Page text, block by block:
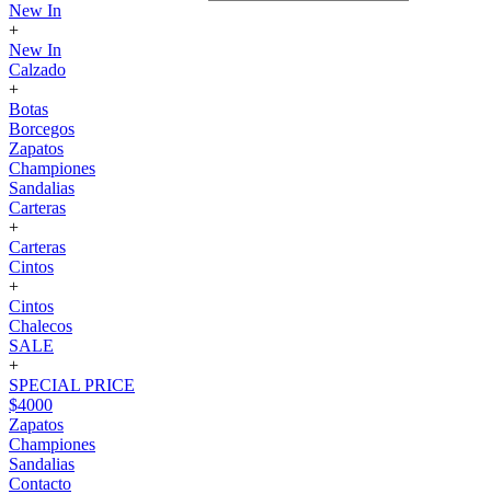
New In
+
New In
Calzado
+
Botas
Borcegos
Zapatos
Championes
Sandalias
Carteras
+
Carteras
Cintos
+
Cintos
Chalecos
SALE
+
SPECIAL PRICE
$4000
Zapatos
Championes
Sandalias
Contacto